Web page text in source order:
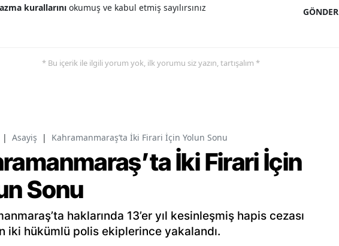
GÖNDER
kurallarını okumuş ve kabul etmiş sayılırsınız
* Bu içerik ile ilgili yorum yok, ilk yorumu siz yazın, tartışalım *
| Asayiş | Kahramanmaraş’ta İki Firari İçin Yolun Sonu
İki Firari İçin
Sonu
haklarında 13’er yıl kesinleşmiş hapis cezası
iki hükümlü polis ekiplerince yakalandı.